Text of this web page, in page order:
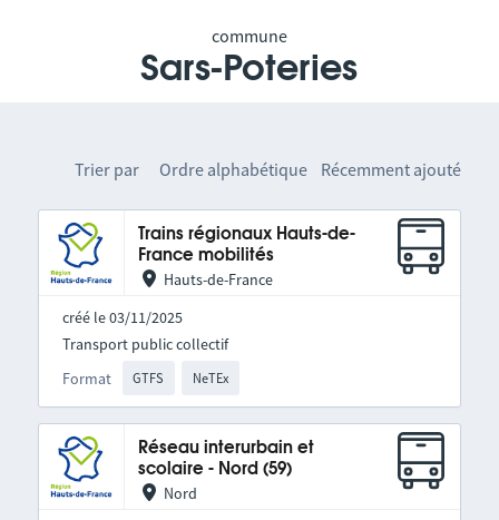
commune
Sars-Poteries
Trier par Ordre alphabétique Récemment ajouté
Trains régionaux Hauts-de-
France mobilités
Hauts-de-France
créé le 03/11/2025
Format GTFS NeTEx
Transport public collectif
Réseau interurbain et
scolaire - Nord (59)
Nord